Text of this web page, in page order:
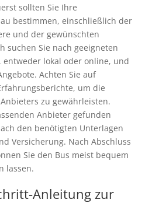
sollten Sie Ihre
bestimmen, einschließlich der
und der gewünschten
suchen Sie nach geeigneten
entweder lokal oder online, und
Achten Sie auf
um die
zu gewährleisten.
Anbieter gefunden
den benötigten Unterlagen
Versicherung. Nach Abschluss
Sie den Bus meist bequem
lassen.
Anleitung zur